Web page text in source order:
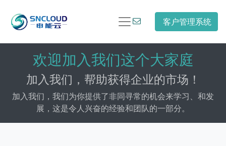
客户管理系统
欢迎加入我们这个大家庭
加入我们，帮助获得企业的市场！
加入我们，我们为你提供了非同寻常的机会来学习、和发
展，这是令人兴奋的经验和团队的一部分。